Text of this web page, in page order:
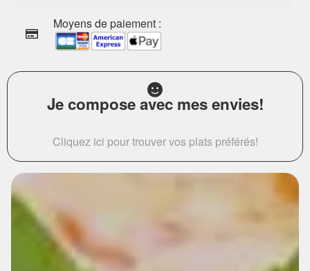
Moyens de paiement :
Je compose avec mes envies!
Cliquez ici pour trouver vos plats préférés!